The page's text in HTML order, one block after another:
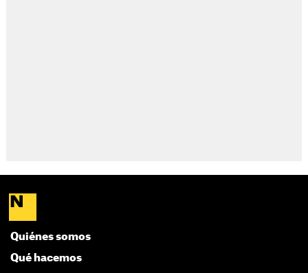
Quiénes somos
Qué hacemos